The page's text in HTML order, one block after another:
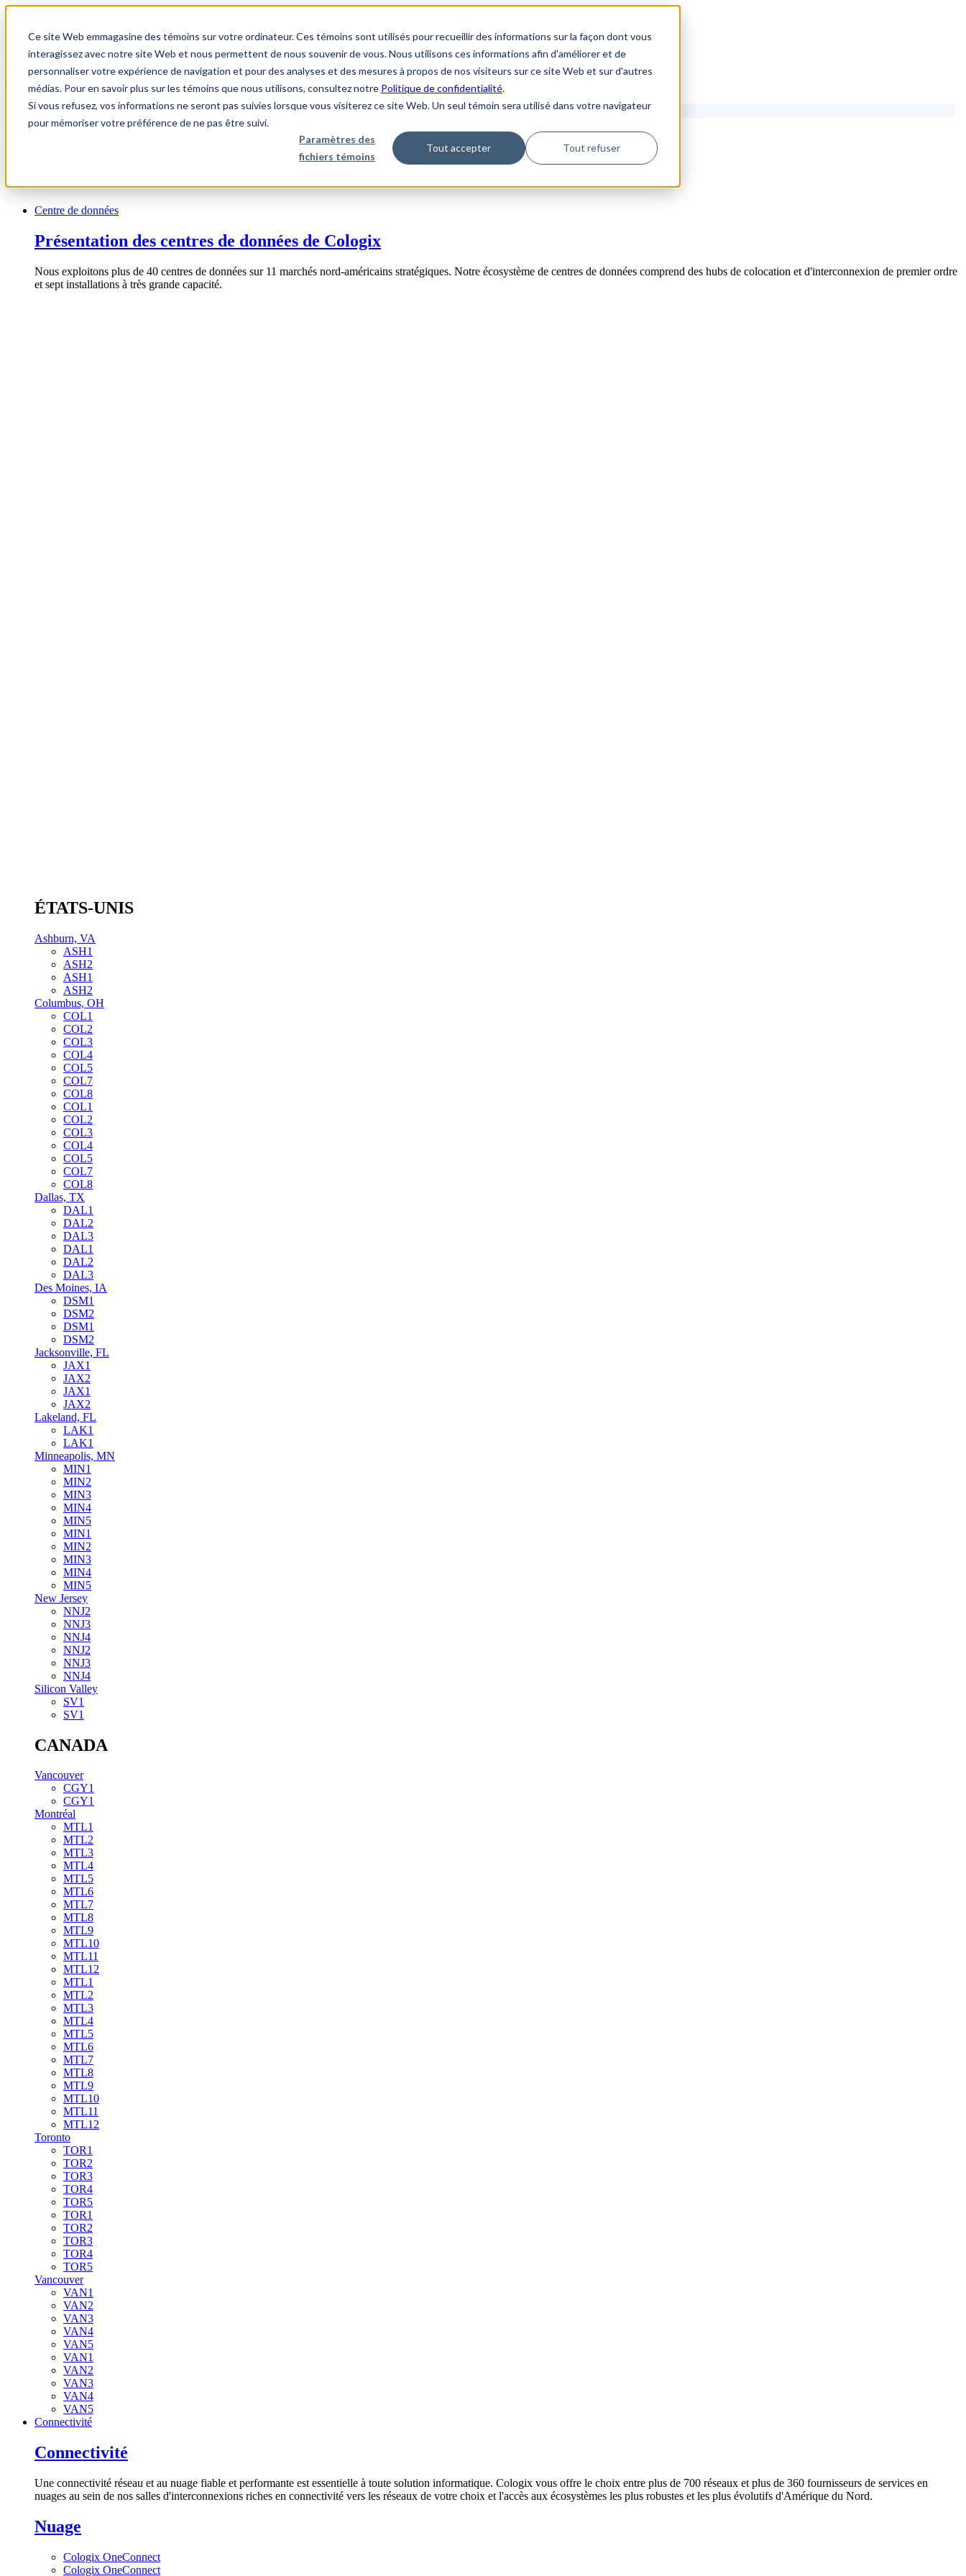
Ce site Web emmagasine des témoins sur votre ordinateur. Ces témoins sont utilisés pour recueillir des informations sur la façon dont vous
interagissez avec notre site Web et nous permettent de nous souvenir de vous. Nous utilisons ces informations afin d'améliorer et de
personnaliser votre expérience de navigation et pour des analyses et des mesures à propos de nos visiteurs sur ce site Web et sur d'autres
médias. Pour en savoir plus sur les témoins que nous utilisons, consultez notre Politique de confidentialité.
Si vous refusez, vos informations ne seront pas suivies lorsque vous visiterez ce site Web. Un seul témoin sera utilisé dans votre navigateur
pour mémoriser votre préférence de ne pas être suivi.
Paramètres des
fichiers témoins
Tout accepter Tout refuser
1.866.931.9661
Login
FR
Centre de données
Présentation des centres de données de Cologix
Nous exploitons plus de 40 centres de données sur 11 marchés nord-américains stratégiques. Notre écosystème de centres de données comprend des hubs de colocation et d'interconnexion de premier ordre
et sept installations à très grande capacité.
ÉTATS-UNIS
Ashburn, VA
ASH1
ASH2
ASH1
ASH2
Columbus, OH
COL1
COL2
COL3
COL4
COL5
COL7
COL8
COL1
COL2
COL3
COL4
COL5
COL7
COL8
Dallas, TX
DAL1
DAL2
DAL3
DAL1
DAL2
DAL3
Des Moines, IA
DSM1
DSM2
DSM1
DSM2
Jacksonville, FL
JAX1
JAX2
JAX1
JAX2
Lakeland, FL
LAK1
LAK1
Minneapolis, MN
MIN1
MIN2
MIN3
MIN4
MIN5
MIN1
MIN2
MIN3
MIN4
MIN5
New Jersey
NNJ2
NNJ3
NNJ4
NNJ2
NNJ3
NNJ4
Silicon Valley
SV1
SV1
CANADA
Vancouver
CGY1
CGY1
Montréal
MTL1
MTL2
MTL3
MTL4
MTL5
MTL6
MTL7
MTL8
MTL9
MTL10
MTL11
MTL12
MTL1
MTL2
MTL3
MTL4
MTL5
MTL6
MTL7
MTL8
MTL9
MTL10
MTL11
MTL12
Toronto
TOR1
TOR2
TOR3
TOR4
TOR5
TOR1
TOR2
TOR3
TOR4
TOR5
Vancouver
VAN1
VAN2
VAN3
VAN4
VAN5
VAN1
VAN2
VAN3
VAN4
VAN5
Connectivité
Connectivité
Une connectivité réseau et au nuage fiable et performante est essentielle à toute solution informatique. Cologix vous offre le choix entre plus de 700 réseaux et plus de 360 fournisseurs de services en
nuages au sein de nos salles d'interconnexions riches en connectivité vers les réseaux de votre choix et l'accès aux écosystèmes les plus robustes et les plus évolutifs d'Amérique du Nord.
Nuage
Cologix OneConnect
Cologix OneConnect